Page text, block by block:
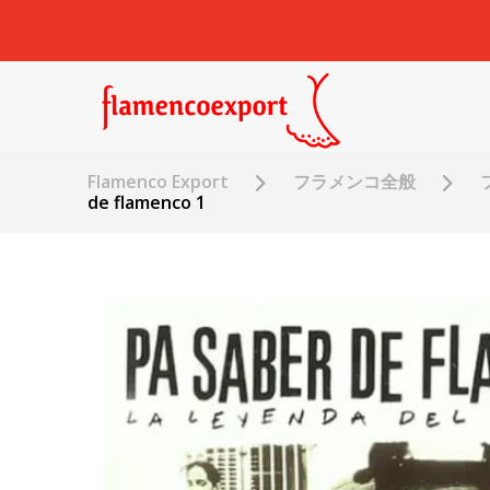
Flamenco Export フラメンコ全般
de flamenco 1